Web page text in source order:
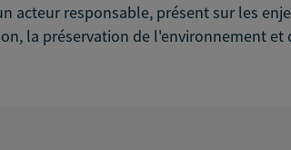
acteur responsable, présent sur les
la préservation de l'environnement